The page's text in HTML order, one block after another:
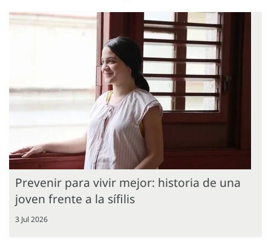
Prevenir para vivir mejor: historia de una
joven frente a la sífilis
3 Jul 2026